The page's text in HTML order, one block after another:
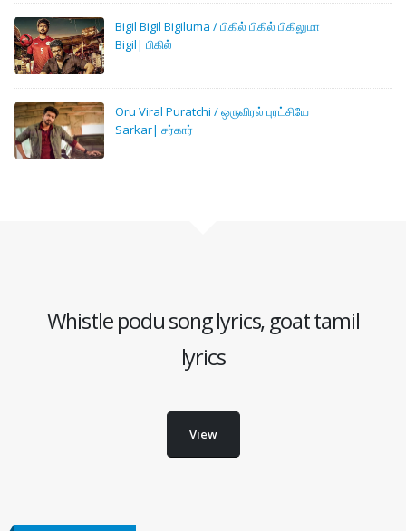
Bigil Bigil Bigiluma / பிகில் பிகில் பிகிலுமா
Bigil| பிகில்
Oru Viral Puratchi / ஒருவிரல் புரட்சியே
Sarkar| சர்கார்
Whistle podu song lyrics, goat tamil
lyrics
View